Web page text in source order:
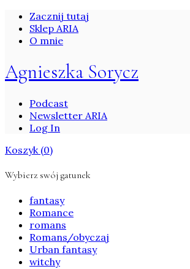
Zacznij tutaj
Sklep ARIA
O mnie
Agnieszka Sorycz
Podcast
Newsletter ARIA
Log In
Koszyk (0)
Wybierz swój gatunek
fantasy
Romance
romans
Romans/obyczaj
Urban fantasy
witchy